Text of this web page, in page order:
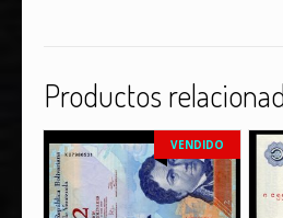
Productos
VENDIDO